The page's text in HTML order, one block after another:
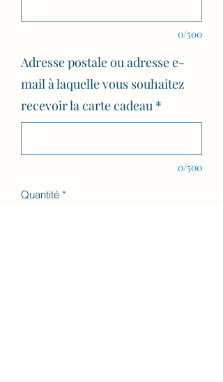
0/500
Adresse postale ou adresse e-
mail à laquelle vous souhaitez
recevoir la carte cadeau *
0/500
Quantité *